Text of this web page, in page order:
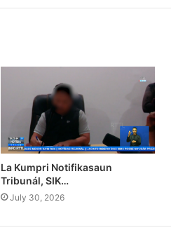
La Kumpri Notifikasaun
Tribunál, SIK…
July 30, 2026